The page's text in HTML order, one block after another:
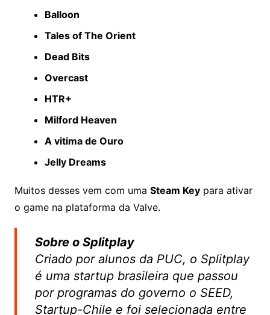
Balloon
Tales of The Orient
Dead Bits
Overcast
HTR+
Milford Heaven
A vitima de Ouro
Jelly Dreams
Muitos desses vem com uma Steam Keypara ativar
o game na plataforma da Valve.
Sobre o Splitplay
Criado por alunos da PUC, o Splitplay
é uma startup brasileira que passou
por programas do governo o SEED,
Startup-Chile e foi selecionada entre